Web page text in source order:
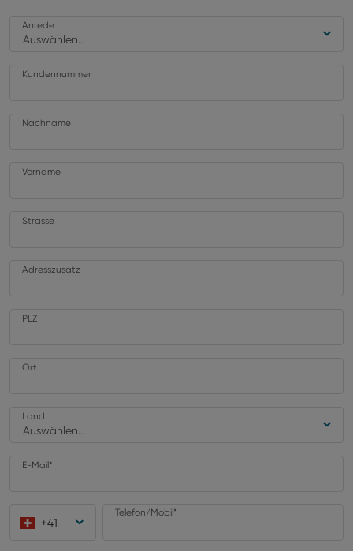
Auswählen...
Anrede
Kundennummer
Nachname
Vorname
Strasse
Adresszusatz
PLZ
Ort
Auswählen...
Land
E-Mail*
+41
Telefon/Mobil*